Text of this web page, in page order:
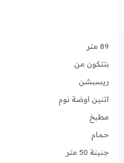
89 متر
بتتكون من
ريسبشن
اتنين اوضة نوم
مطبخ
حمام
جنينة 50 متر